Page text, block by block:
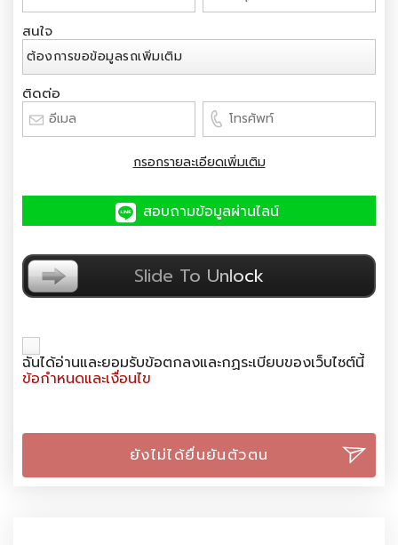
สนใจ
ติดต่อ
กรอกรายละเอียดเพิ่มเติม
สอบถามข้อมูลผ่านไลน์
ยืนยันตัวตน Slide To Unlock
ฉันได้อ่านและยอมรับข้อตกลงและกฏระเบียบของเว็บไซต์นี้
ข้อกำหนดและเงื่อนไข
ยังไม่ได้ยื่นยันตัวตน